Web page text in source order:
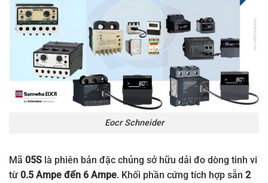
Eocr Schneider
Mã 05S là phiên bản đặc chủng sở hữu dải đo dòng tinh vi
từ0.5 Ampe đến 6 Ampe. Khối phần cứng tích hợp sẵn 2